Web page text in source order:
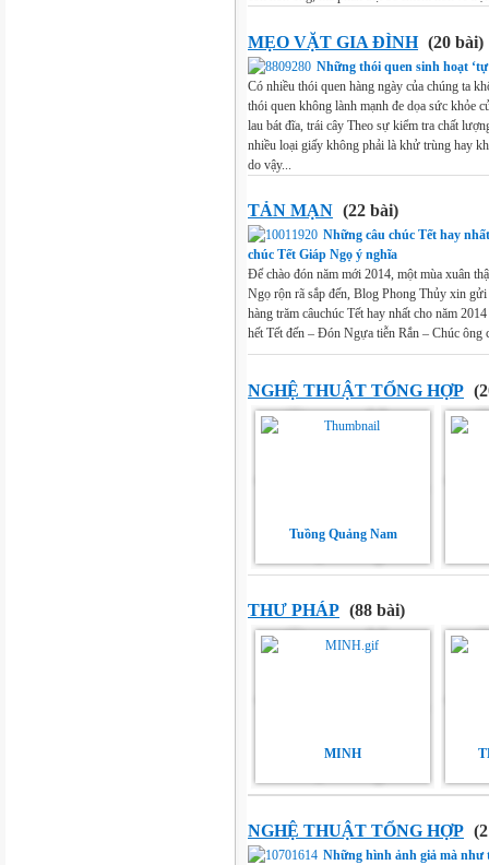
MẸO VẶT GIA ĐÌNH (20 bài)
Những thói quen sinh hoạt
Có nhiều thói quen hàng ngày của chúng ta
thói quen không lành mạnh đe dọa sức khỏe
lau bát đĩa, trái cây Theo sự kiểm tra chất
nhiều loại giấy không phải là khử trùng hay
do vậy...
TẢN MẠN (22 bài)
Những câu chúc Tết hay
chúc Tết Giáp Ngọ ý nghĩa
Để chào đón năm mới 2014, một mùa xuân
Ngọ rộn rã sắp đến, Blog Phong Thủy xin
hàng trăm câuchúc Tết hay nhất cho năm
hết Tết đến – Đón Ngựa tiễn Rắn – Chúc ông
NGHỆ THUẬT TỔNG HỢP
Tuồng Quảng Nam
THƯ PHÁP (88 bài)
MINH
NGHỆ THUẬT TỔNG HỢP
Những hình ảnh giả mà như